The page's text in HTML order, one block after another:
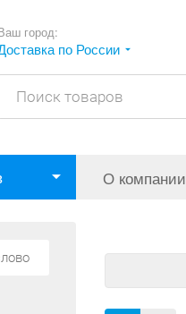
город:
по России
О компании